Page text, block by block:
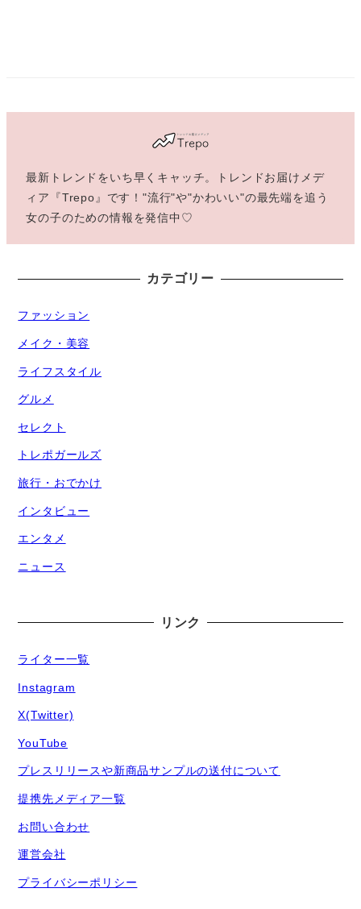
最新トレンドをいち早くキャッチ。トレンドお届けメデ
ィア『Trepo』です！"流行"や"かわいい"の最先端を追う
女の子のための情報を発信中♡
カテゴリー
ファッション
メイク・美容
ライフスタイル
グルメ
セレクト
トレポガールズ
旅行・おでかけ
インタビュー
エンタメ
ニュース
リンク
ライター一覧
Instagram
X(Twitter)
YouTube
プレスリリースや新商品サンプルの送付について
提携先メディア一覧
お問い合わせ
運営会社
プライバシーポリシー